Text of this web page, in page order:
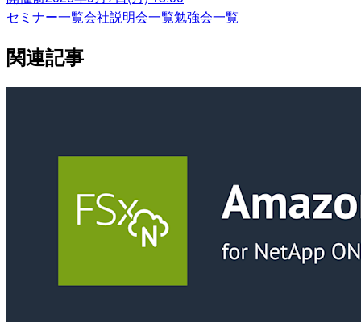
セミナー一覧会社説明会一覧勉強会一覧
関連記事